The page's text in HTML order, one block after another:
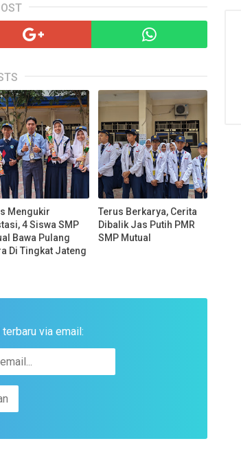
Mengukir
4 Siswa SMP
Bawa Pulang
Di Tingkat Jateng
Terus Berkarya, Cerita
Dibalik Jas Putih PMR
SMP Mutual
via email: